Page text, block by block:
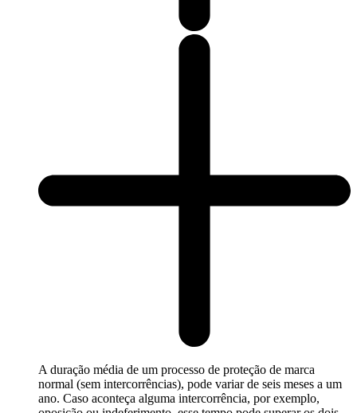
A duração média de um processo de proteção de marca
normal (sem intercorrências), pode variar de seis meses a um
ano. Caso aconteça alguma intercorrência, por exemplo,